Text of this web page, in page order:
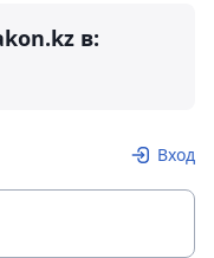
в:
Вход